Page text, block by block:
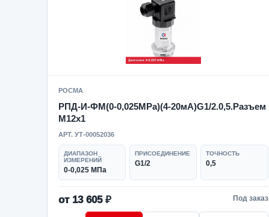
РОСМА
РПД-И-ФМ(0-0,025MPa)(4-20мА)G1/2.0,5.Разъем
М12х1
АРТ. УТ-00052036
ДИАПАЗОН
ИЗМЕРЕНИЙ
0-0,025 МПа
ПРИСОЕДИНЕНИЕ
G1/2
ТОЧНОСТЬ
0,5
от 13 605 ₽ Под заказ